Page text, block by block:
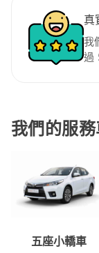
真
我
過
我們的服
五座小轎車